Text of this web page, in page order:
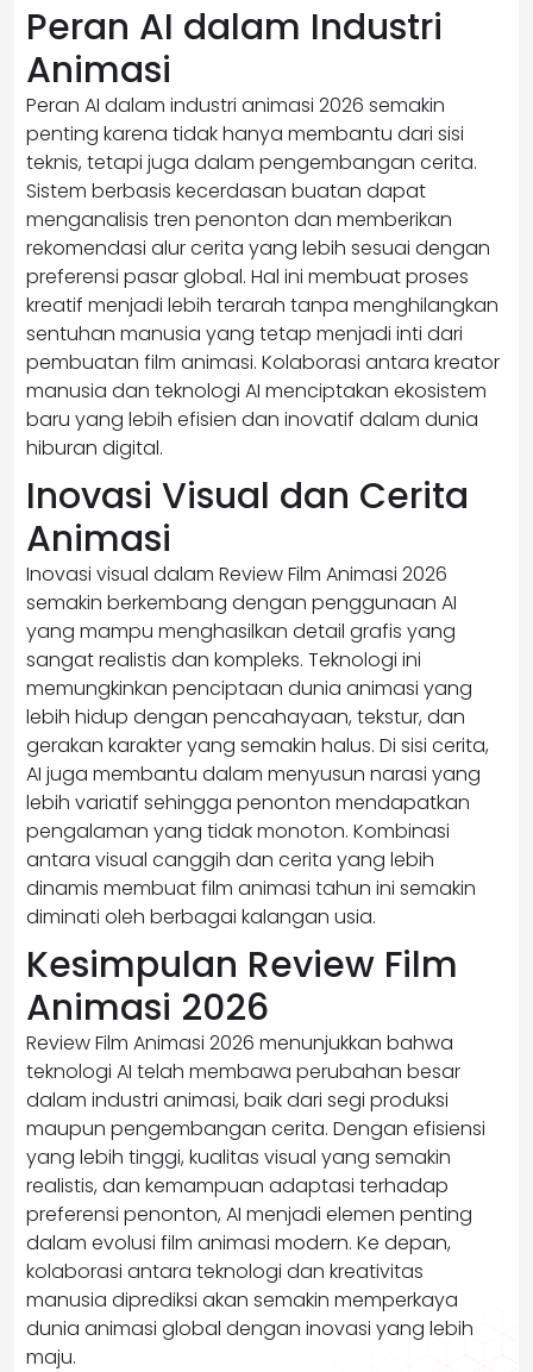
Peran AI dalam Industri
Animasi
Peran AI dalam industri animasi 2026 semakin
penting karena tidak hanya membantu dari sisi
teknis, tetapi juga dalam pengembangan cerita.
Sistem berbasis kecerdasan buatan dapat
menganalisis tren penonton dan memberikan
rekomendasi alur cerita yang lebih sesuai dengan
preferensi pasar global. Hal ini membuat proses
kreatif menjadi lebih terarah tanpa menghilangkan
sentuhan manusia yang tetap menjadi inti dari
pembuatan film animasi. Kolaborasi antara kreator
manusia dan teknologi AI menciptakan ekosistem
baru yang lebih efisien dan inovatif dalam dunia
hiburan digital.
Inovasi Visual dan Cerita
Animasi
Inovasi visual dalam Review Film Animasi 2026
semakin berkembang dengan penggunaan AI
yang mampu menghasilkan detail grafis yang
sangat realistis dan kompleks. Teknologi ini
memungkinkan penciptaan dunia animasi yang
lebih hidup dengan pencahayaan, tekstur, dan
gerakan karakter yang semakin halus. Di sisi cerita,
AI juga membantu dalam menyusun narasi yang
lebih variatif sehingga penonton mendapatkan
pengalaman yang tidak monoton. Kombinasi
antara visual canggih dan cerita yang lebih
dinamis membuat film animasi tahun ini semakin
diminati oleh berbagai kalangan usia.
Kesimpulan Review Film
Animasi 2026
Review Film Animasi 2026 menunjukkan bahwa
teknologi AI telah membawa perubahan besar
dalam industri animasi, baik dari segi produksi
maupun pengembangan cerita. Dengan efisiensi
yang lebih tinggi, kualitas visual yang semakin
realistis, dan kemampuan adaptasi terhadap
preferensi penonton, AI menjadi elemen penting
dalam evolusi film animasi modern. Ke depan,
kolaborasi antara teknologi dan kreativitas
manusia diprediksi akan semakin memperkaya
dunia animasi global dengan inovasi yang lebih
maju.